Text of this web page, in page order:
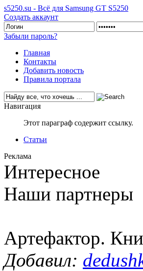
s5250.su - Всё для Samsung GT S5250
Создать аккаунт
Забыли пароль?
Главная
Контакты
Добавить новость
Правила портала
Навигация
Этот параграф содержит ссылку.
Статьи
Реклама
Интересное
Наши партнеры
Артефактор.
Добавил: